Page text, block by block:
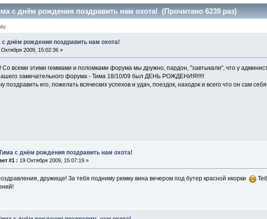
с днём рождения поздравить нам охота! (Прочитано 6239 раз)
с днём рождения поздравить нам охота!
Октября 2009, 15:02:36 »
Со всеми этими геммами и поломками форума мы дружно, пардон, "завтыкали", что у
замечательного форума - Тима 18/10/09 был ДЕНЬ РОЖДЕНИЯ!!!!!
поздравить его, пожелать всяческих успехов и удач, поездок, находок и всего что он сам
с днём рождения поздравить нам охота!
#1 : 19 Октября 2009, 15:07:19 »
дружище! За тебя подниму рюмку вина вечером под бутер красной икорки